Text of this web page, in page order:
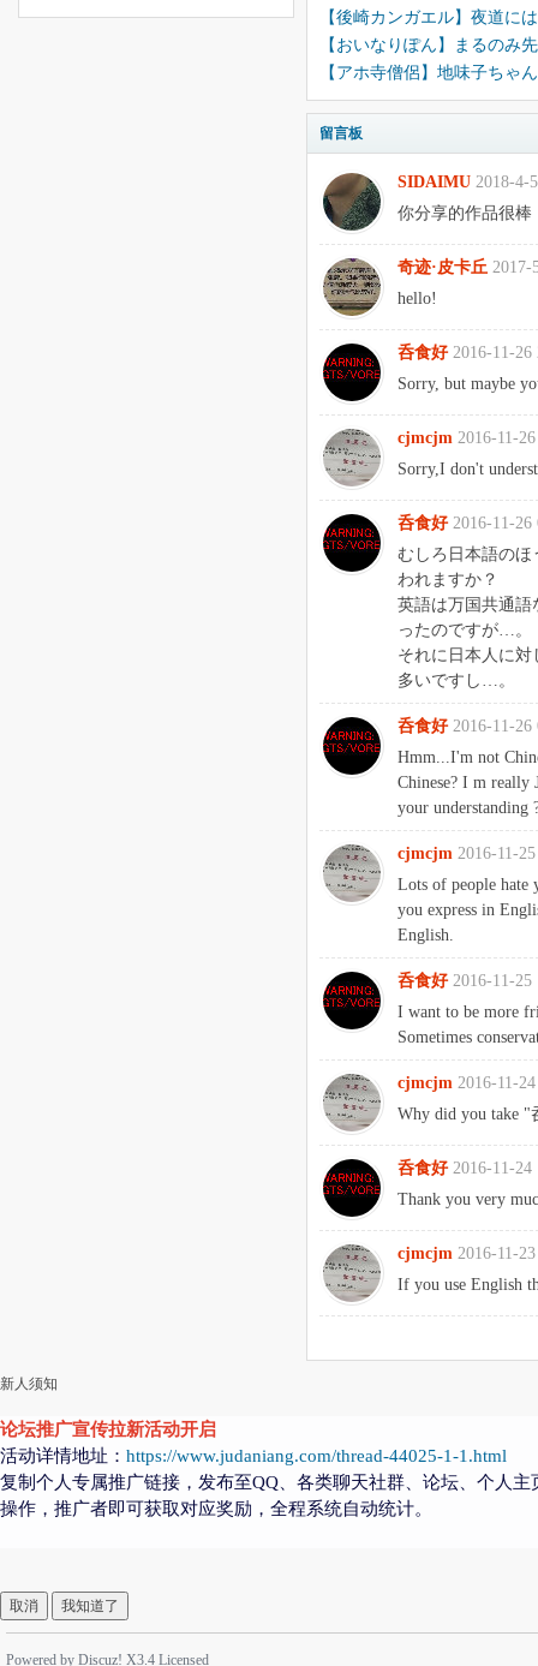
【後崎カンガエル】夜道に
【おいなりぽん】まるのみ
【アホ寺僧侶】地味子ちゃ
留言板
SIDAIMU 2018-4-
你分享的作品很棒
奇迹·皮卡丘 2017-
hello!
呑食好 2016-11-26
Sorry, but maybe
cjmcjm 2016-11-
Sorry,I don't
呑食好 2016-11-26
むしろ日本語のほ
われますか？
英語は万国共通語
ったのですが…。
それに日本人に
多いですし…。
呑食好 2016-11-26
Hmm...I'm not
Chinese? I m really
your understanding
cjmcjm 2016-11-
Lots of people hate
you express in
English.
呑食好 2016-11-25
I want to be more
Sometimes
cjmcjm 2016-11-
Why did you take "
呑食好 2016-11-24
Thank you very
cjmcjm 2016-11-
If you use English
新人须知
论坛推广宣传拉新活动开启
活动详情地址： https://www.judaniang.com/thread-44025-1-1.html
复制个人专属推广链接，发布至QQ、各类聊天社群、论坛、个人
操作，推广者即可获取对应奖励，全程系统自动统计。
取消 我知道了
Powered by Discuz! X3.4 Licensed